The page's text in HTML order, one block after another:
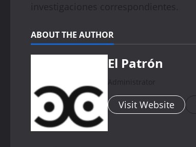
investigaciones correspondientes.
ABOUT THE AUTHOR
El Patrón
Administrator
Visit Website